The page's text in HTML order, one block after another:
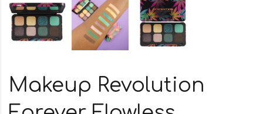
Makeup Revolution